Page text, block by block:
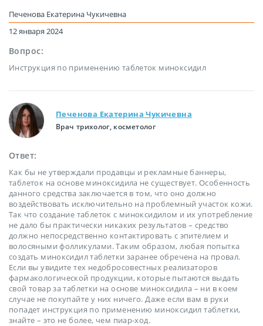
Печенова Екатерина Чукичевна
12 января 2024
Вопрос:
Инструкция по применению таблеток миноксидил
Печенова Екатерина Чукичевна
Врач трихолог, косметолог
Ответ:
Как бы не утверждали продавцы и рекламные баннеры,
таблеток на основе миноксидила не существует. Особенность
данного средства заключается в том, что оно должно
воздействовать исключительно на проблемный участок кожи.
Так что создание таблеток с миноксидилом и их употребление
не дало бы практически никаких результатов – средство
должно непосредственно контактировать с эпителием и
волосяными фолликулами. Таким образом, любая попытка
создать миноксидил таблетки заранее обречена на провал.
Если вы увидите тех недобросовестных реализаторов
фармакологической продукции, которые пытаются выдать
свой товар за таблетки на основе миноксидила – ни в коем
случае не покупайте у них ничего. Даже если вам в руки
попадет инструкция по применению миноксидил таблетки,
знайте – это не более, чем пиар-ход.